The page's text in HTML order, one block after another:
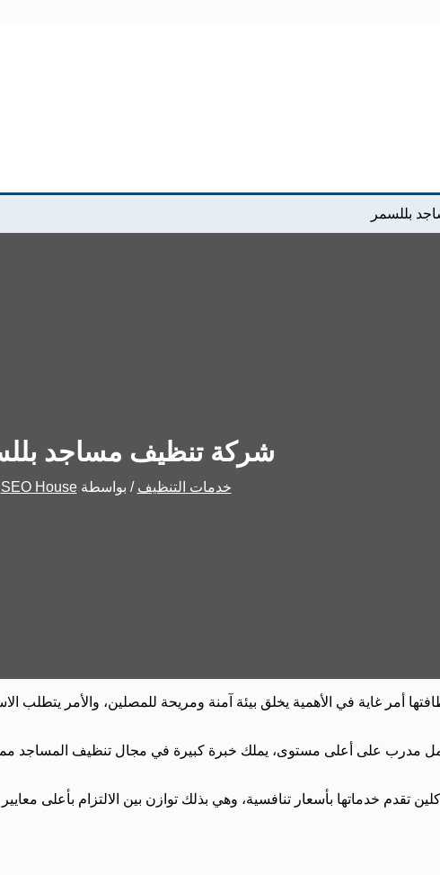
بللسمر
شركة تنظيف مساجد
خدمات التنظيف / بواسطة SEO House
أمر غاية في الأهمية يخلق بيئة آمنة ومريحة للمصلين، والأمر
مدرب على أعلى مستوى، يملك خبرة كبيرة في مجال تنظيف المساجد
خدماتها بأسعار تنافسية، وهي بذلك توازن بين الالتزام بأعلى معايير